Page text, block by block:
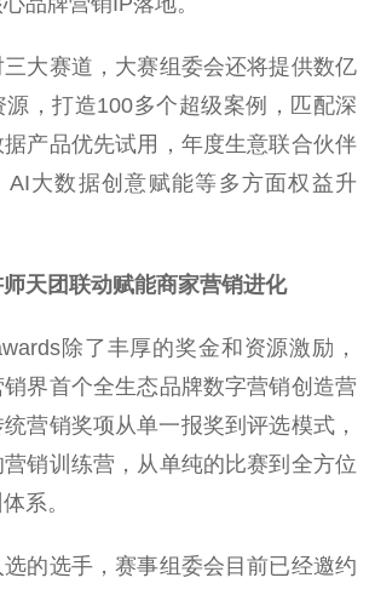
赛道，大赛组委会还将提供数亿
，打造100多个超级案例，匹配深
产品优先试用，年度生意联合伙伴
AI大数据创意赋能等多方面权益升
天团联动赋能商家营销进化
除了丰厚的奖金和资源激励，
销界首个全生态品牌数字营销创造营
营销奖项从单一报奖到评选模式，
销训练营，从单纯的比赛到全方位
系。
选手，赛事组委会目前已经邀约